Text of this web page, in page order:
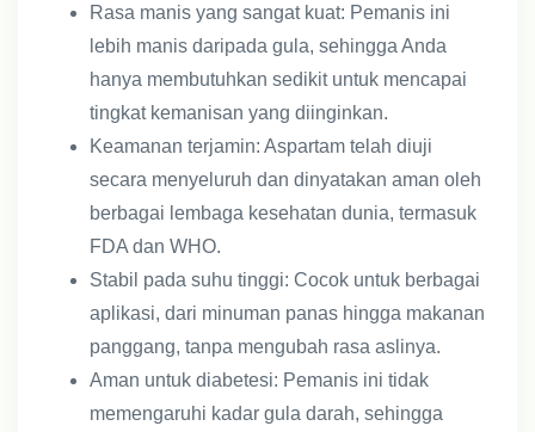
Rasa manis yang sangat kuat: Pemanis ini
lebih manis daripada gula, sehingga Anda
hanya membutuhkan sedikit untuk mencapai
tingkat kemanisan yang diinginkan.
Keamanan terjamin: Aspartam telah diuji
secara menyeluruh dan dinyatakan aman oleh
berbagai lembaga kesehatan dunia, termasuk
FDA dan WHO.
Stabil pada suhu tinggi: Cocok untuk berbagai
aplikasi, dari minuman panas hingga makanan
panggang, tanpa mengubah rasa aslinya.
Aman untuk diabetesi: Pemanis ini tidak
memengaruhi kadar gula darah, sehingga